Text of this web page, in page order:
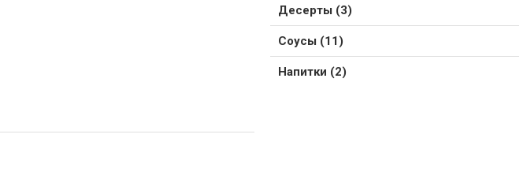
Десерты (3)
Соусы (11)
Напитки (2)